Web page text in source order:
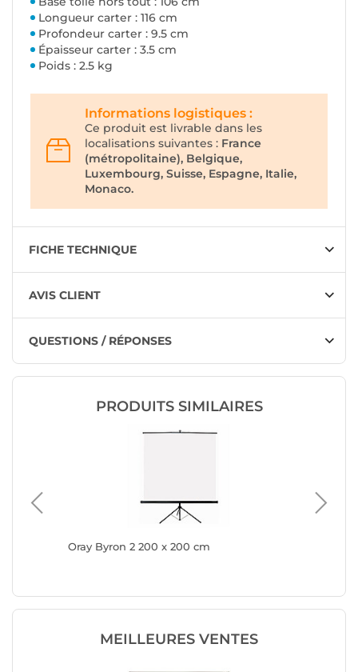
Longueur carter : 116 cm
Profondeur carter : 9.5 cm
Épaisseur carter : 3.5 cm
Poids : 2.5 kg
Informations logistiques :
Ce produit est livrable dans les
localisations suivantes : France
(métropolitaine), Belgique,
Luxembourg, Suisse, Espagne, Italie,
Monaco.
FICHE TECHNIQUE
AVIS CLIENT
QUESTIONS / RÉPONSES
PRODUITS SIMILAIRES
Oray Byron 2 200 x 200 cm
MEILLEURES VENTES